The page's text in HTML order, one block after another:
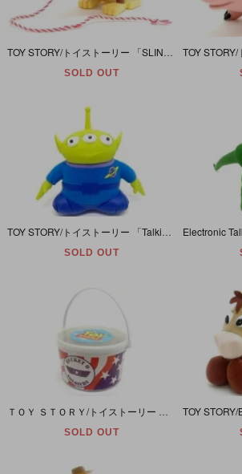
SOLD OUT
SOLD OUT
SOLD OUT